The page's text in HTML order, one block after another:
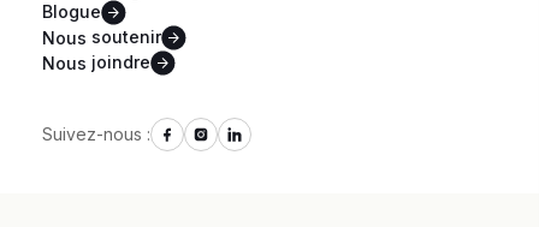
Blogue
Nous soutenir
Nous joindre
Suivez-nous :